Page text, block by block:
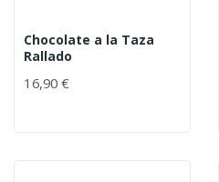
Chocolate a la Taza
Rallado
16,90 €